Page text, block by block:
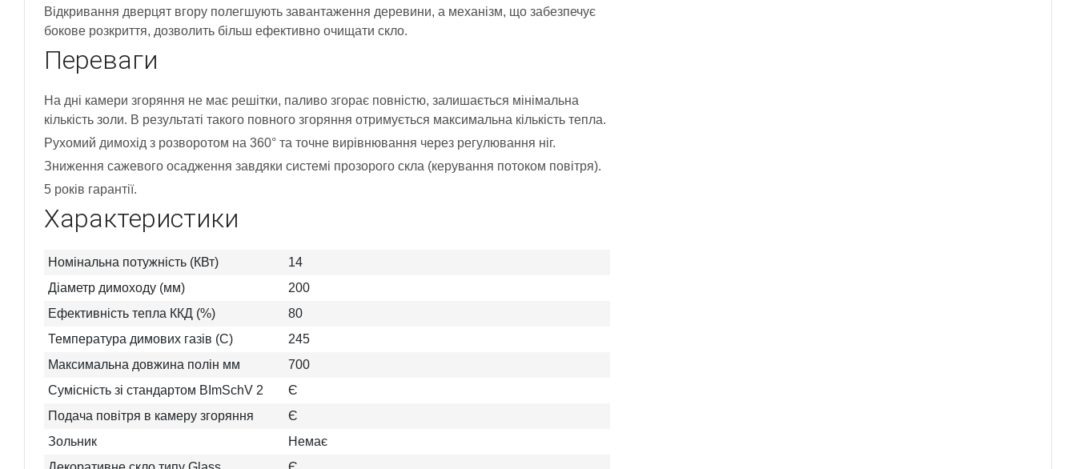
Відкривання дверцят вгору полегшують завантаження деревини, а механізм, що забезпечує
бокове розкриття, дозволить більш ефективно очищати скло.
Переваги
На дні камери згоряння не має решітки, паливо згорає повністю, залишається мінімальна
кількість золи. В результаті такого повного згоряння отримується максимальна кількість тепла.
Рухомий димохід з розворотом на 360° та точне вирівнювання через регулювання ніг.
Зниження сажевого осадження завдяки системі прозорого скла (керування потоком повітря).
5 років гарантії.
Характеристики
Номінальна потужність (КВт)
14
Діаметр димоходу (мм)
200
Ефективність тепла ККД (%)
80
Температура димових газів (C)
245
Максимальна довжина полін мм
700
Сумісність зі стандартом BImSchV 2
Є
Подача повітря в камеру згоряння
Є
Зольник
Немає